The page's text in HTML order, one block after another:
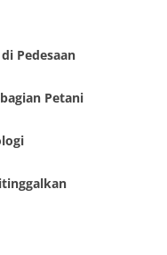
Pedesaan
Petani